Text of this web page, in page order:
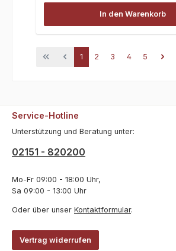
In den Warenkorb
Seite
1 Seite
2 Seite
3 Seite
4 Seite
5
Service-Hotline
Unterstützung und Beratung unter:
02151 - 820200
Mo-Fr 09:00 - 18:00 Uhr,
Sa 09:00 - 13:00 Uhr
Oder über unser Kontaktformular.
Vertrag widerrufen